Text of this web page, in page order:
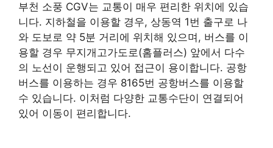
부천 소풍 CGV는 교통이 매우 편리한 위치에 있습
니다. 지하철을 이용할 경우, 상동역 1번 출구로 나
와 도보로 약 5분 거리에 위치해 있으며, 버스를 이
용할 경우 무지개고가도로(홈플러스) 앞에서 다수
의 노선이 운행되고 있어 접근이 용이합니다. 공항
버스를 이용하는 경우 8165번 공항버스를 이용할
수 있습니다. 이처럼 다양한 교통수단이 연결되어
있어 이동이 편리합니다.